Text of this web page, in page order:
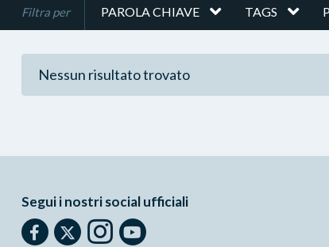
Filtra per PAROLA CHIAVE TAGS
Nessun risultato trovato
Segui i nostri social ufficiali